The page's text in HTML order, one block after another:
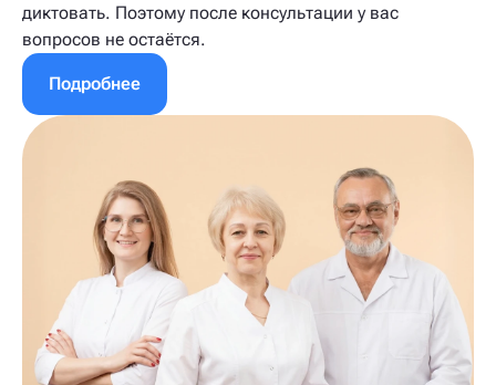
диктовать. Поэтому после консультации у вас
вопросов не остаётся.
Подробнее